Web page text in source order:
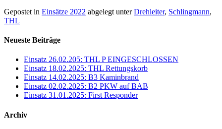
Gepostet in Einsätze 2022 abgelegt unterDrehleiter, Schlingmann,
THL
Neueste Beiträge
Einsatz 26.02.205: THL P EINGESCHLOSSEN
Einsatz 18.02.2025: THL Rettungskorb
Einsatz 14.02.2025: B3 Kaminbrand
Einsatz 02.02.2025: B2 PKW auf BAB
Einsatz 31.01.2025: First Responder
Archiv